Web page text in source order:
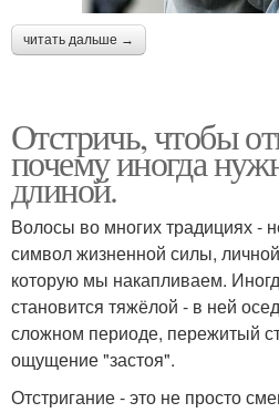
читать дальше →
Отстричь, чтобы
почему иногда
длиной.
Волосы во многих традициях -
символ жизненной силы,
которую мы накапливаем.
становится тяжёлой - в ней
сложном периоде, пережитый
ощущение "застоя".
Отстригание - это не просто